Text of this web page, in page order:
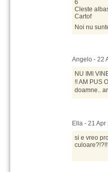
6
Cleste
Cartof
Noi nu
Angelo - 22
NU IMI
!! AM PUS
doamne..
Ella - 21 Apr
si e vreo